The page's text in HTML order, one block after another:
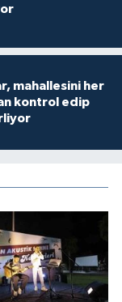
mahallesini her
kontrol edip